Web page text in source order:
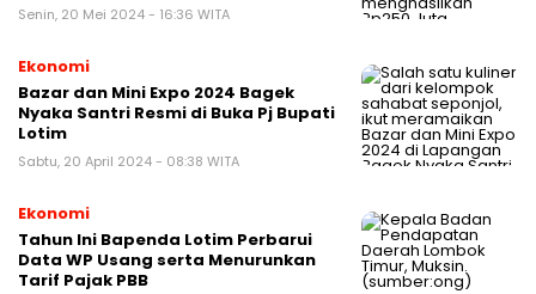
Senin, 20 Mei 2024 - 16:36 WITA
Ekonomi
Bazar dan Mini Expo 2024 Bagek
Nyaka Santri Resmi di Buka Pj Bupati
Lotim
Sabtu, 20 April 2024 - 08:38 WITA
Ekonomi
Tahun Ini Bapenda Lotim Perbarui
Data WP Usang serta Menurunkan
Tarif Pajak PBB